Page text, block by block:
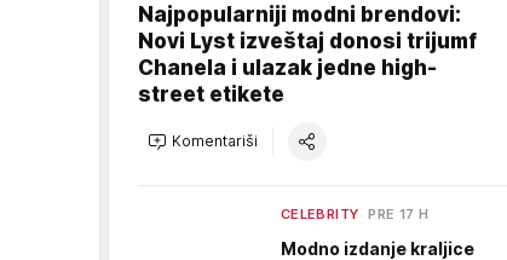
Najpopularniji modni brendovi:
Novi Lyst izveštaj donosi trijumf
Chanela i ulazak jedne high-
street etikete
Komentariši
CELEBRITY PRE 17 H
Modno izdanje kraljice